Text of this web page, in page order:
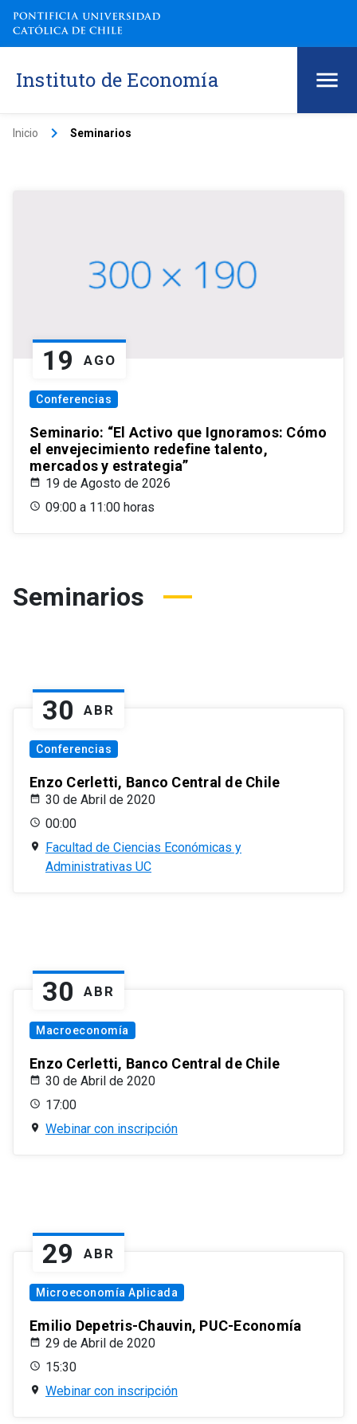
Instituto de Economía
Inicio keyboard_arrow_right Seminarios
19 AGO
Conferencias
Seminario: “El Activo que Ignoramos: Cómo
el envejecimiento redefine talento,
mercados y estrategia”
19 de Agosto de 2026
09:00 a 11:00 horas
Seminarios
30 ABR
Conferencias
Enzo Cerletti, Banco Central de Chile
30 de Abril de 2020
00:00
Facultad de Ciencias Económicas y
Administrativas UC
30 ABR
Macroeconomía
Enzo Cerletti, Banco Central de Chile
30 de Abril de 2020
17:00
Webinar con inscripción
29 ABR
Microeconomía Aplicada
Emilio Depetris-Chauvin, PUC-Economía
29 de Abril de 2020
15:30
Webinar con inscripción